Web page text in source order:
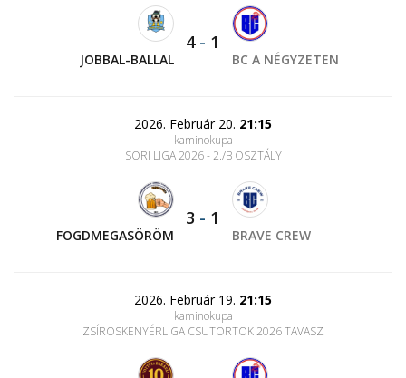
JOBBAL-BALLAL
4- 1
BC A NÉGYZETEN
2026. Február 20. 21:15
kaminokupa
SORI LIGA 2026 - 2./B OSZTÁLY
FOGDMEGASÖRÖM
3 - 1
BRAVE CREW
2026. Február 19. 21:15
kaminokupa
ZSÍROSKENYÉRLIGA CSÜTÖRTÖK 2026 TAVASZ